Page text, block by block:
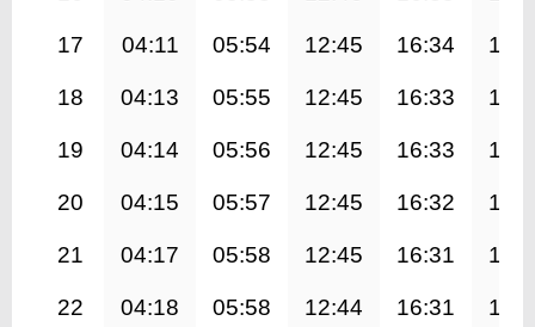
17 04:11 05:54 12:45 16:34
18 04:13 05:55 12:45 16:33
19 04:14 05:56 12:45 16:33
20 04:15 05:57 12:45 16:32
21 04:17 05:58 12:45 16:31
22 04:18 05:58 12:44 16:31